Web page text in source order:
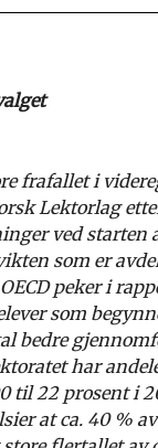
frafallet i
Lektorlag
ved
som er
peker i
som
bedre
har
til 22 prosent i
at ca. 40 %